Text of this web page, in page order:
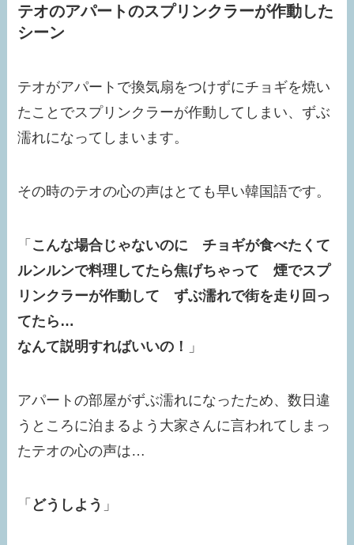
テオのアパートのスプリンクラーが作動した
シーン
テオがアパートで換気扇をつけずにチョギを焼い
たことでスプリンクラーが作動してしまい、ずぶ
濡れになってしまいます。
その時のテオの心の声はとても早い韓国語です。
「 こんな場合じゃないのに チョギが食べたくて
ルンルンで料理してたら焦げちゃって 煙でスプ
リンクラーが作動して ずぶ濡れで街を走り回っ
てたら…
なんて説明すればいいの！
」
アパートの部屋がずぶ濡れになったため、数日違
うところに泊まるよう大家さんに言われてしまっ
たテオの心の声は…
「 どうしよう 」